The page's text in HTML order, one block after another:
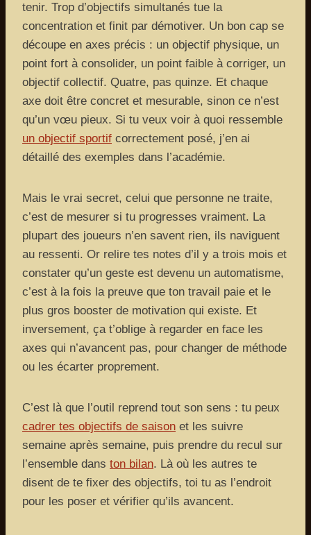
tenir. Trop d’objectifs simultanés tue la
concentration et finit par démotiver. Un bon cap se
découpe en axes précis : un objectif physique, un
point fort à consolider, un point faible à corriger, un
objectif collectif. Quatre, pas quinze. Et chaque
axe doit être concret et mesurable, sinon ce n’est
qu’un vœu pieux. Si tu veux voir à quoi ressemble
un objectif sportif correctement posé, j’en ai
détaillé des exemples dans l’académie.
Mais le vrai secret, celui que personne ne traite,
c’est de mesurer si tu progresses vraiment. La
plupart des joueurs n’en savent rien, ils naviguent
au ressenti. Or relire tes notes d’il y a trois mois et
constater qu’un geste est devenu un automatisme,
c’est à la fois la preuve que ton travail paie et le
plus gros booster de motivation qui existe. Et
inversement, ça t’oblige à regarder en face les
axes qui n’avancent pas, pour changer de méthode
ou les écarter proprement.
C’est là que l’outil reprend tout son sens : tu peux
cadrer tes objectifs de saison et les suivre
semaine après semaine, puis prendre du recul sur
l’ensemble dans ton bilan. Là où les autres te
disent de te fixer des objectifs, toi tu as l’endroit
pour les poser et vérifier qu’ils avancent.